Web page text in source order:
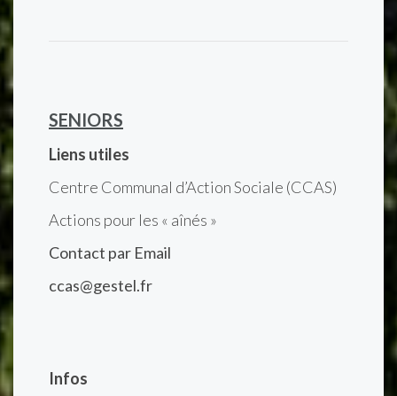
SENIORS
Liens utiles
Centre Communal d’Action Sociale (CCAS)
Actions pour les « aînés »
Contact par Email
ccas@gestel.fr
Infos